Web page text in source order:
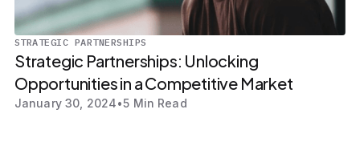
STRATEGIC PARTNERSHIPS
Strategic Partnerships: Unlocking
Opportunities in a Competitive Market
January 30, 2024•5 Min Read